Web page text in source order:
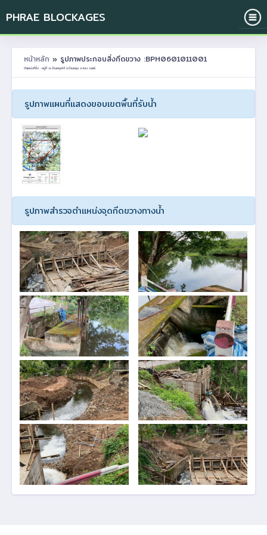
PHRAE BLOCKAGES
หน้าหลัก » รูปภาพประกอบสิ่งกีดขวาง :BPH0601011001
ตำแหน่งที่ตั้ง : หมู่ที่ 11 บ้านหนุนใต้ ต.บ้านหนุน อ.สอง จ.แพร่
รูปภาพแผนที่แสดงขอบเขตพื้นที่รับน้ำ
รูปภาพสำรวจตำแหน่งจุดกีดขวางทางน้ำ